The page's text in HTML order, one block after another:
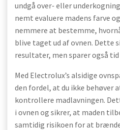
undgå over- eller
nemt evaluere madens farve
nemmere at bestemme,
blive taget ud af ovnen. Dette
resultater, men sparer også
Med Electrolux’s alsidige
den fordel, at du ikke behøver
kontrollere madlavningen.
i ovnen og sikrer, at maden
samtidig risikoen for at